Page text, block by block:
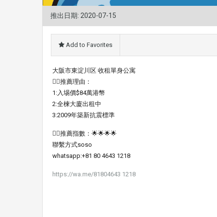
推出日期: 2020-07-15
Add to Favorites
大阪市東淀川区 收租單身公寓
👍🏼推薦理由：
1:入埸價$84萬港幣
2:全楝大廈出租中
3:2009年築新抗震標準
👍🏻推薦指數：🌟🌟🌟🌟
聯繫方式soso
whatsapp:+81 80 4643 1218
https://wa.me/81804643 1218